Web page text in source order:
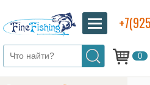
0